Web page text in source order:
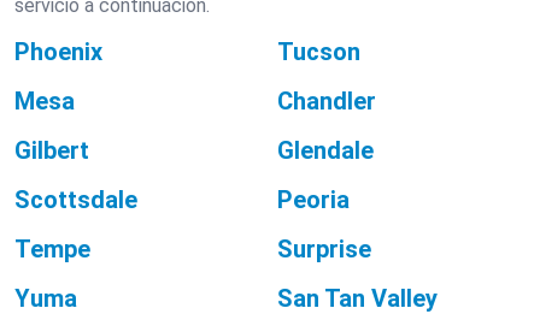
servicio a continuación.
Phoenix
Tucson
Mesa
Chandler
Gilbert
Glendale
Scottsdale
Peoria
Tempe
Surprise
Yuma
San Tan Valley